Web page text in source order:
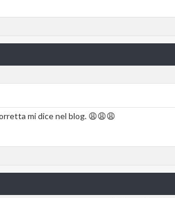
mi dice nel blog. 😩😩😩